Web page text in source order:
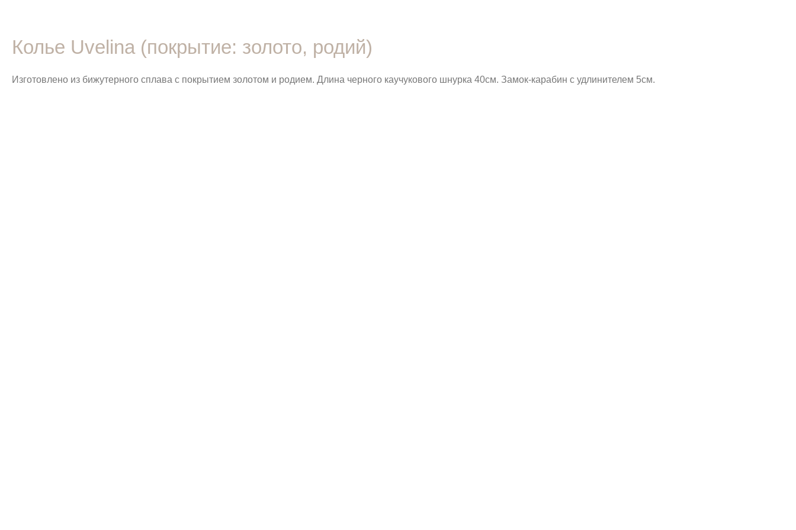
Колье Uvelina (покрытие: золото, родий)
Изготовлено из бижутерного сплава с покрытием золотом и родием. Длина черного каучукового шнурка 40см. Замок-карабин с удлинителем 5см.